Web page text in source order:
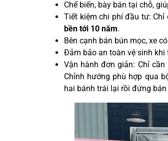
Chế biến, bày bán tại chỗ,
Tiết kiệm chi phí đầu tư: Chỉ
bền tới 10 năm.
Bên cạnh bán bún mọc, xe
Đảm bảo an toàn vệ sinh khi
Vận hành đơn giản: Chỉ
Chỉnh hướng phù hợp qua
hai bánh trái lại rồi đứng bán